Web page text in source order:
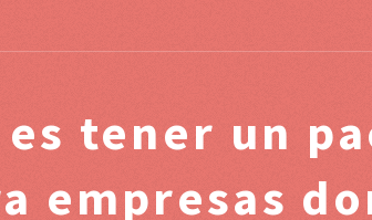
tener un
empresas